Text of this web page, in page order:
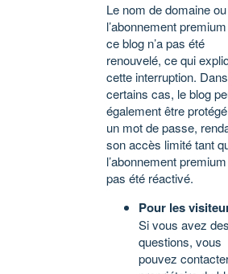
Le nom de domaine ou
l’abonnement
ce blog n’a pas été
renouvelé, ce qui
cette interruption. Dans
certains cas, le blog
également être
un mot de passe,
son accès limité tant
l’abonnement premium
pas été réactivé.
Pour les
Si vous avez des
questions, vous
pouvez